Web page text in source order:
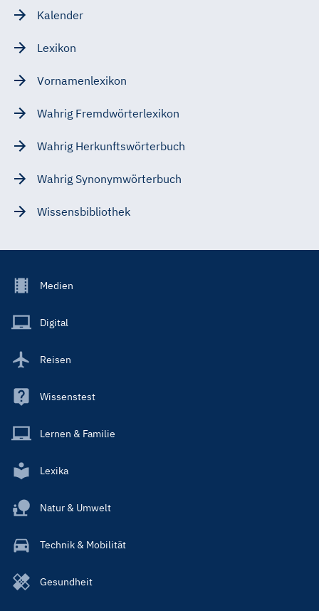
Kalender
Lexikon
Vornamenlexikon
Wahrig Fremdwörterlexikon
Wahrig Herkunftswörterbuch
Wahrig Synonymwörterbuch
Wissensbibliothek
Footer
Main
Medien
Digital
Reisen
Wissenstest
Lernen & Familie
Lexika
Natur & Umwelt
Technik & Mobilität
Gesundheit